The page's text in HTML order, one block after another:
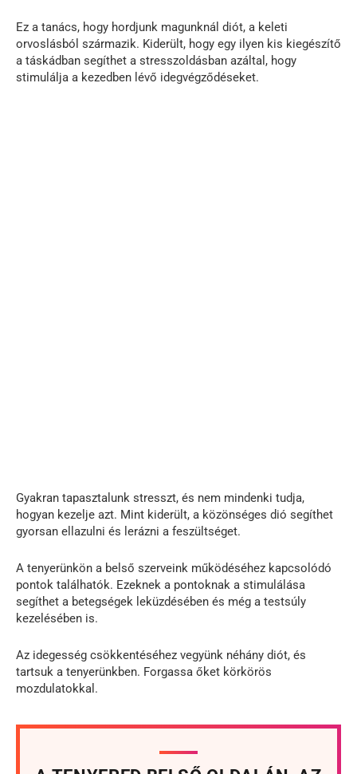
Ez a tanács, hogy hordjunk magunknál diót, a keleti
orvoslásból származik. Kiderült, hogy egy ilyen kis kiegészítő
a táskádban segíthet a stresszoldásban azáltal, hogy
stimulálja a kezedben lévő idegvégződéseket.
Gyakran tapasztalunk stresszt, és nem mindenki tudja,
hogyan kezelje azt. Mint kiderült, a közönséges dió segíthet
gyorsan ellazulni és lerázni a feszültséget.
A tenyerünkön a belső szerveink működéséhez kapcsolódó
pontok találhatók. Ezeknek a pontoknak a stimulálása
segíthet a betegségek leküzdésében és még a testsúly
kezelésében is.
Az idegesség csökkentéséhez vegyünk néhány diót, és
tartsuk a tenyerünkben. Forgassa őket körkörös
mozdulatokkal.